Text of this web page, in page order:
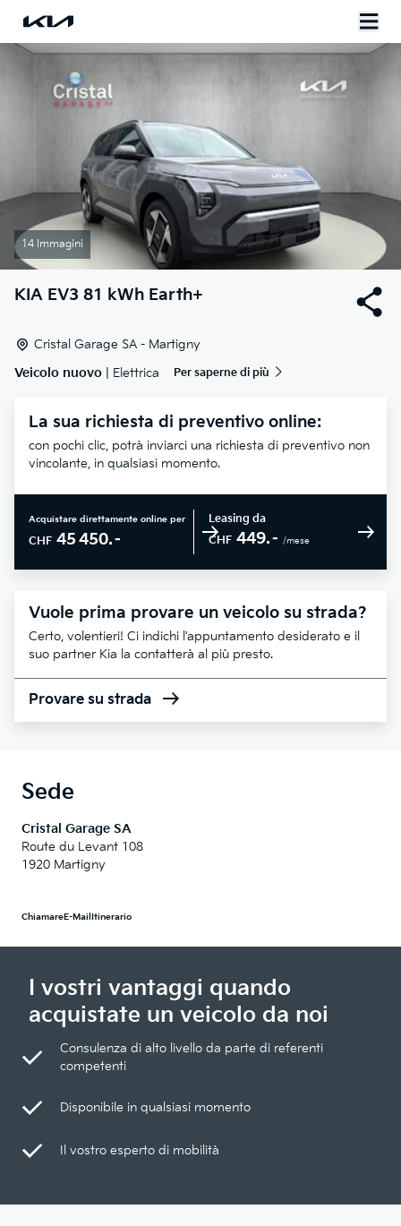
14 Immagini
KIA EV3 81 kWh Earth+
Cristal Garage SA - Martigny
Veicolo nuovo | Elettrica Per saperne di più
La sua richiesta di preventivo online:
con pochi clic, potrà inviarci una richiesta di preventivo non
vincolante, in qualsiasi momento.
Acquistare direttamente online per
CHF 45 450.–
Leasing da
CHF 449.– /mese
Vuole prima provare un veicolo su strada?
Certo, volentieri! Ci indichi l'appuntamento desiderato e il
suo partner Kia la contatterà al più presto.
Provare su strada
Sede
Cristal Garage SA
Route du Levant 108
1920 Martigny
ChiamareE-Mail Itinerario
I vostri vantaggi quando
acquistate un veicolo da noi
Consulenza di alto livello da parte di referenti
competenti
Disponibile in qualsiasi momento
Il vostro esperto di mobilità